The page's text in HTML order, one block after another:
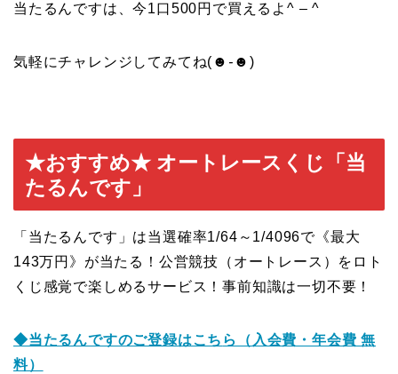
当たるんですは、今1口500円で買えるよ^ – ^
気軽にチャレンジしてみてね( ☻-☻ )
★おすすめ★ オートレースくじ「当
たるんです」
「当たるんです」は当選確率1/64～1/4096で《最大
143万円》が当たる！公営競技（オートレース）をロト
くじ感覚で楽しめるサービス！事前知識は一切不要！
◆当たるんですのご登録はこち ら（入会費・年会費 無
料）